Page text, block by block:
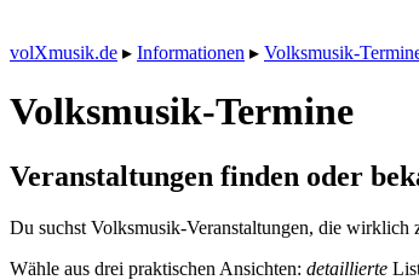
volXmusik.de ▸ Informationen ▸ Volksmusik-
Volksmusik-Termine
Veranstaltungen finden oder
Du suchst Volksmusik-Veranstaltungen, die wirklich
Wähle aus drei praktischen Ansichten: detaillierte